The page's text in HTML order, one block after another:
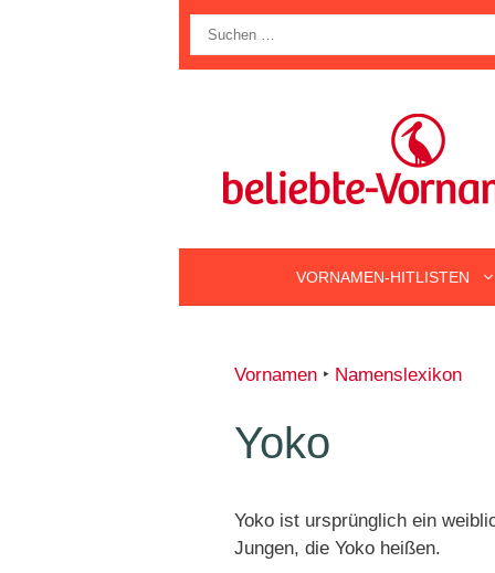
nach:
VORNAMEN-HITLISTEN
Vornamen ‣ Namenslexikon
Yoko
Yoko ist ursprünglich ein
Jungen, die Yoko heißen.